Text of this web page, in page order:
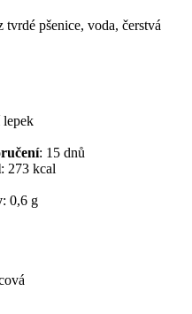
pšenice, voda, čerstvá
: 15 dnů
: 273 kcal
: 0,6 g